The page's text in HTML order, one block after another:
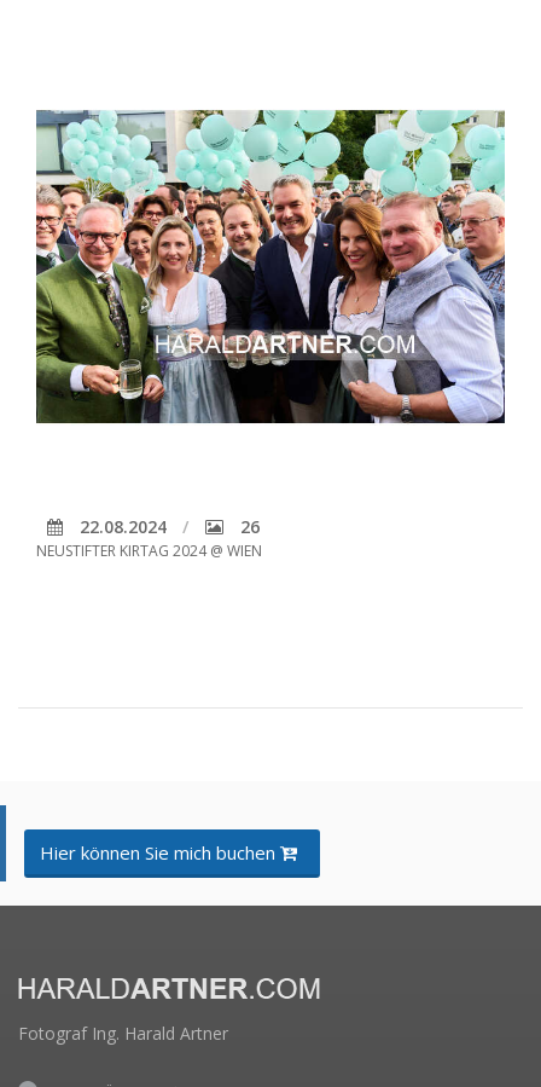
22.08.2024 26
NEUSTIFTER KIRTAG 2024 @ WIEN
Hier können Sie mich buchen
Fotograf Ing. Harald Artner